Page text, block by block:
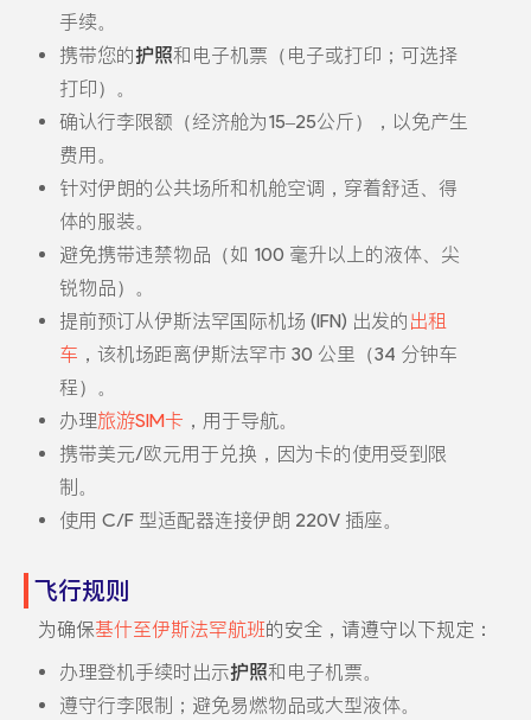
手续。
携带您的护照和电子机票（电子或打印；可选择
打印）。
确认行李限额（经济舱为15–25公斤），以免产生
费用。
针对伊朗的公共场所和机舱空调，穿着舒适、得
体的服装。
避免携带违禁物品（如 100 毫升以上的液体、尖
锐物品）。
提前预订从伊斯法罕国际机场 (IFN) 出发的 出租
车 ，该机场距离伊斯法罕市 30 公里（34 分钟车
程）。
办理旅游SIM卡 ，用于导航。
携带美元/欧元用于兑换，因为卡的使用受到限
制。
使用 C/F 型适配器连接伊朗 220V 插座。
飞行规则
为确保基什至伊斯法罕航班的安全，请遵守以下规定：
办理登机手续时出示护照和电子机票。
遵守行李限制；避免易燃物品或大型液体。